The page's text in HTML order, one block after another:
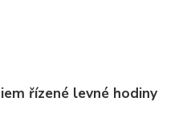
řízené levné hodiny